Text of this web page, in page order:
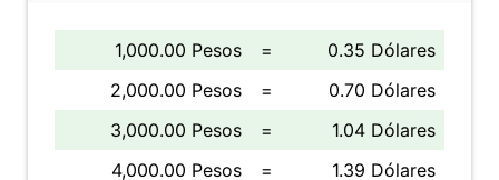
1,000.00 Pesos =
0.35 Dólares
2,000.00 Pesos
=
0.70 Dólares
3,000.00 Pesos
=
1.04 Dólares
4,000.00 Pesos
=
1.39 Dólares